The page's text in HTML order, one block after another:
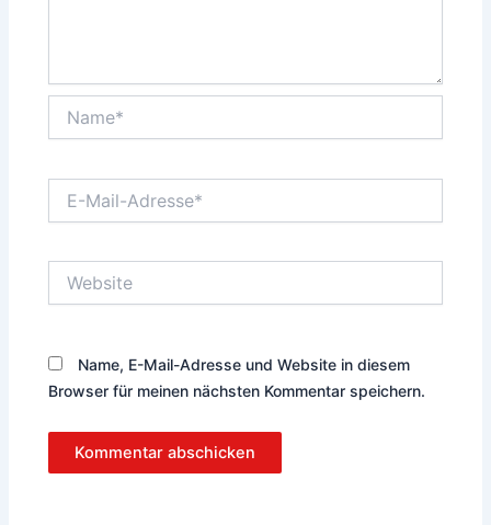
Mail-
Name, E-Mail-Adresse und Website in diesem
Browser für meinen nächsten Kommentar speichern.